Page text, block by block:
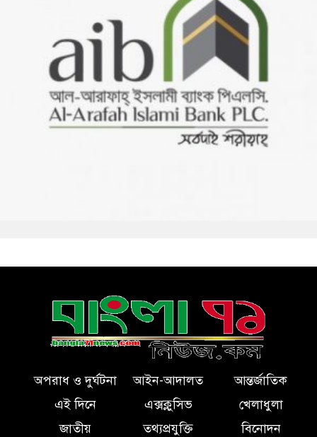
অপরাধ ও দুর্ঘটনা আইন-আদালত
আন্তর্জাতিক
এই দিনে
এক্সক্লুসিভ
খেলাধুলা
জাতীয়
তথ্যপ্রযুক্তি
বিনোদন